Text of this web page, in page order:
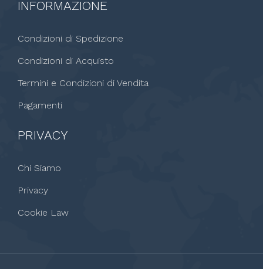
INFORMAZIONE
Condizioni di Spedizione
Condizioni di Acquisto
Termini e Condizioni di Vendita
Pagamenti
PRIVACY
Chi Siamo
Privacy
Cookie Law